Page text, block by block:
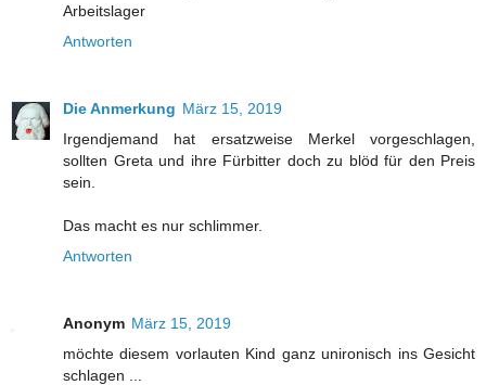
Arbeitslager
Antworten
Die Anmerkung März 15, 2019
Irgendjemand hat ersatzweise Merkel vorgeschlagen,
sollten Greta und ihre Fürbitter doch zu blöd für den Preis
sein.
Das macht es nur schlimmer.
Antworten
Anonym März 15, 2019
möchte diesem vorlauten Kind ganz unironisch ins Gesicht
schlagen ...